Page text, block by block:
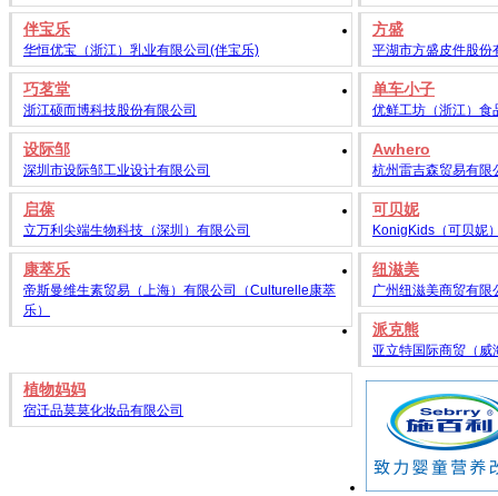
伴宝乐
华恒优宝（浙江）乳业有限公司(伴宝乐)
方盛
平湖市方盛皮件股份
巧茗堂
浙江硕而博科技股份有限公司
单车小子
优鲜工坊（浙江）食
设际邹
深圳市设际邹工业设计有限公司
Awhero
杭州雷吉森贸易有限
启葆
立万利尖端生物科技（深圳）有限公司
可贝妮
KonigKids（可贝妮
康萃乐
帝斯曼维生素贸易（上海）有限公司（Culturelle康萃
乐）
纽滋美
广州纽滋美商贸有限
派克熊
亚立特国际商贸（威
植物妈妈
宿迁品莫莫化妆品有限公司